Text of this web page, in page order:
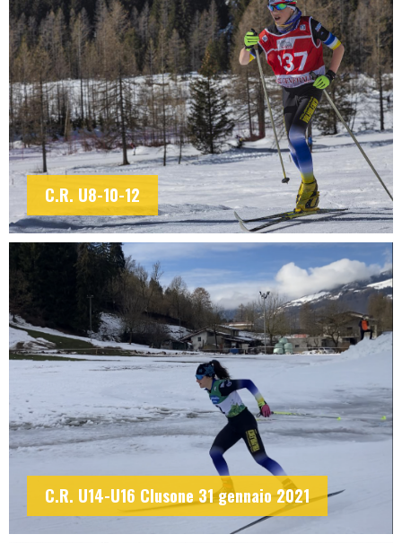
C.R. U8-10-12
C.R. U14-U16 Clusone 31 gennaio 2021